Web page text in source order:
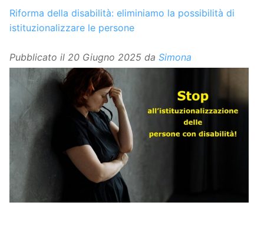
Riforma della disabilità: eliminiamo la possibilità di
istituzionalizzare le persone
Pubblicato il 20 Giugno 2025 da Simona